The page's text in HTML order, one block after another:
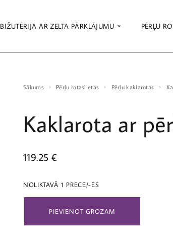
BIŽUTĒRIJA AR ZELTA PĀRKLĀJUMU PĒRĻU
Sākums Pērļu rotaslietas Pērļu kaklarotas
Kaklarota ar
119.25 €
NOLIKTAVĀ 1 PRECE/-ES
PIEVIENOT GROZAM